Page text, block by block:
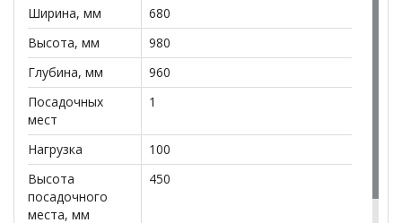
иск.замша
Опоры: лакированное дерево 200/180мм
*Дополнительную информацию о том, как купить
Кресло для отдыха Болеро ТК 195
нашего менеджера по телефону
**Цены на официальном сайте100диванов.com
действительны только для интернет-магазина
могут отличаться от цен в розничных магазинах-
салонах сети!
Ширина, мм
680
Высота, мм
980
Глубина, мм
960
Посадочных
мест
1
Нагрузка
100
Высота
посадочного
места, мм
450